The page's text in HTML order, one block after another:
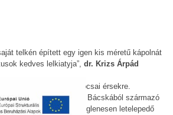
telkén épített egy igen kis méretű kápolnát
kedves lelkiatyja”, dr. Krizs Árpád
birtokosára, a kalocsai érsekre.
a Délvidékről, főleg a Bácskából származó
30 évre 1913-tól. Az ideiglenesen letelepedő